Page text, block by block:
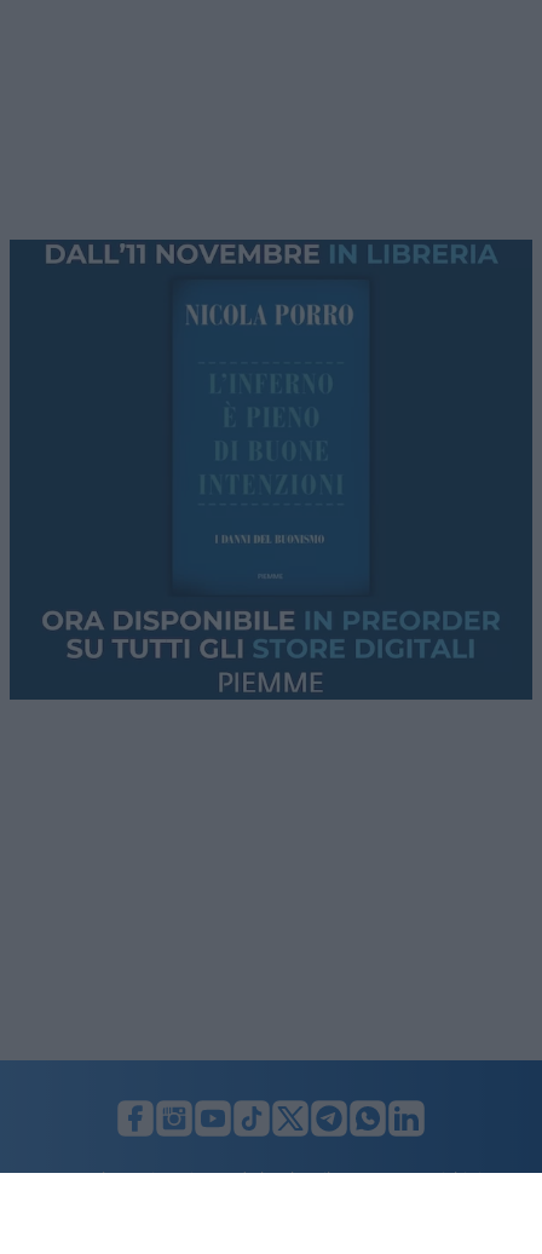
LUNIFIN S.r.l. a socio unico. Sede legale Milano, Largo F. Richini, 2/A,